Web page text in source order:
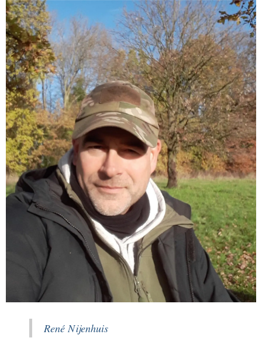
René Nijenhuis